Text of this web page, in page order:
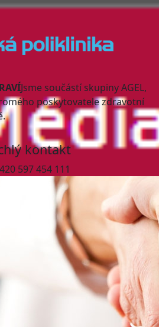
Jsme součástí skupiny AGEL,
poskytovatele zdravotní
kontakt
597 454 111